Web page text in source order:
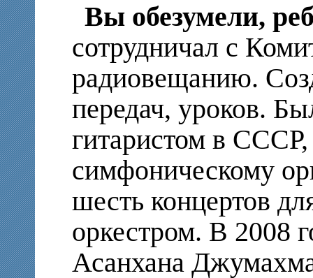
Вы обезумели,
сотрудничал с
радиовещанию.
передач, уроков.
гитаристом в
симфоническому
шесть концертов
оркестром. В 2008
Асанхана